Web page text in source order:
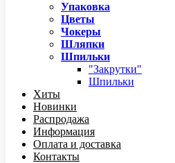
Упаковка
Цветы
Чокеры
Шляпки
Шпильки
"Закрутки"
Шпильки
Хиты
Новинки
Распродажа
Информация
Оплата и доставка
Контакты